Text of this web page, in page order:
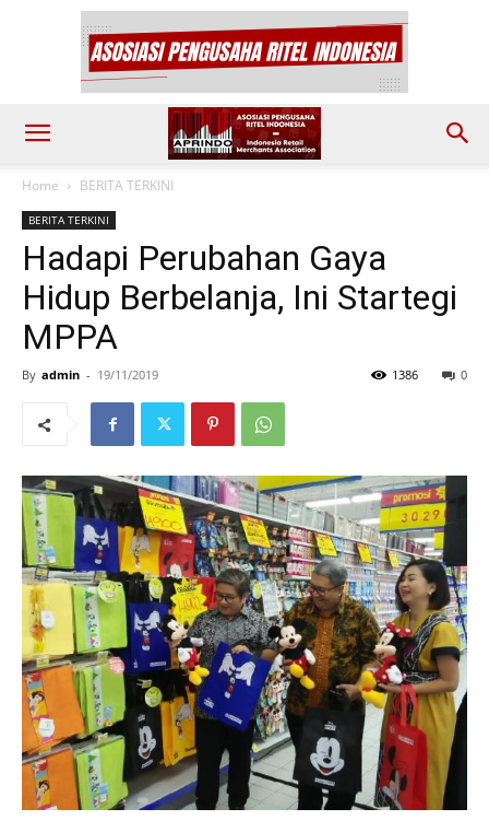
Home BERITA TERKINI
BERITA TERKINI
Hadapi Perubahan Gaya
Hidup Berbelanja, Ini Startegi
MPPA
By admin - 19/11/2019 0
1386